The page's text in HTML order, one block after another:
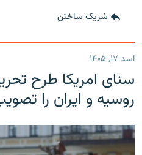
شریک ساختن
اسد ۱۷, ۱۴۰۵
سنای امریکا طرح
روسیه و ایران را